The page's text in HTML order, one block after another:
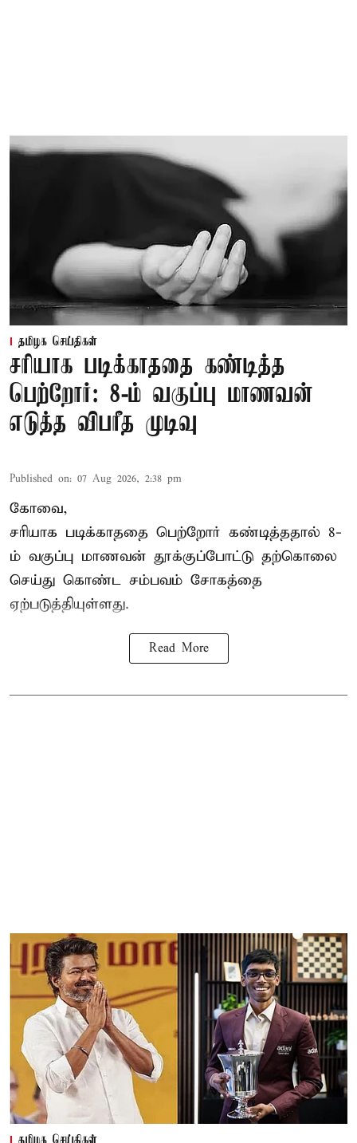
தமிழக செய்திகள்
சரியாக படிக்காததை கண்டித்த
பெற்றோர்: 8-ம் வகுப்பு மாணவன்
எடுத்த விபரீத முடிவு
Published on: 07 Aug 2026, 2:38 pm
கோவை,
சரியாக படிக்காததை பெற்றோர் கண்டித்ததால் 8-
ம் வகுப்பு மாணவன் தூக்குப்போட்டு தற்கொலை
செய்து கொண்ட சம்பவம் சோகத்தை
ஏற்படுத்தியுள்ளது.
Read More